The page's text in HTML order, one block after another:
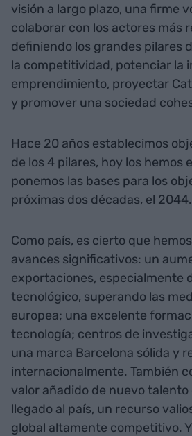
visión a largo plazo, una firme
colaborar con los actores más
definiendo los grandes pilares
la competitividad, potenciar la
emprendimiento, proyectar
y promover una sociedad
Hace 20 años establecimos
de los 4 pilares, hoy los hemos
ponemos las bases para los
próximas dos décadas, el 2044.
Como país, es cierto que
avances significativos: un
exportaciones, especialmente
tecnológico, superando las
europea; una excelente
tecnología; centros de
una marca Barcelona sólida y
internacionalmente. También
valor añadido de nuevo
llegado al país, un recurso
global altamente competitivo.